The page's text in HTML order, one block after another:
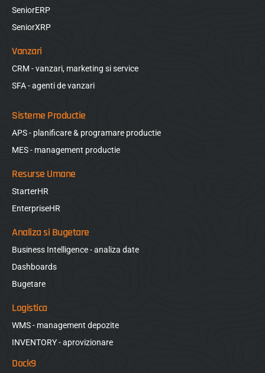
SeniorERP
SeniorXRP
Vanzari
CRM - vanzari, marketing si service
SFA - agenti de vanzari
Sisteme Productie
APS - planificare & programare productie
MES - management productie
Resurse Umane
StarterHR
EnterpriseHR
Analiza si Bugetare
Business Intelligence - analiza date
Dashboards
Bugetare
Logistica
WMS - management depozite
INVENTORY - aprovizionare
Dock9